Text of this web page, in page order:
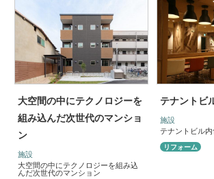
大空間の中にテクノロジーを
組み込んだ次世代のマンショ
ン
施設
大空間の中にテクノロジーを組み込
んだ次世代のマンション
テナントビ
施設
テナントビル
リフォーム
検索する